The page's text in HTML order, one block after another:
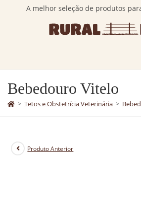
A melhor seleção de produtos
Bebedouro Vitelo
> Tetos e Obstetrícia Veterinária >
Produto Anterior